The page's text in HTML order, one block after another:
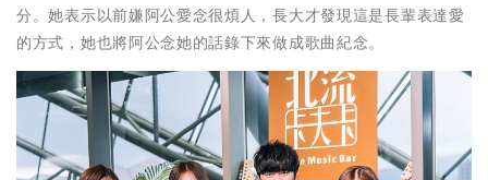
分。她表示以前嫌阿公愛念很煩人，長大才發現這是長輩表達愛
的方式，她也將阿公念她的話錄下來做成歌曲紀念。